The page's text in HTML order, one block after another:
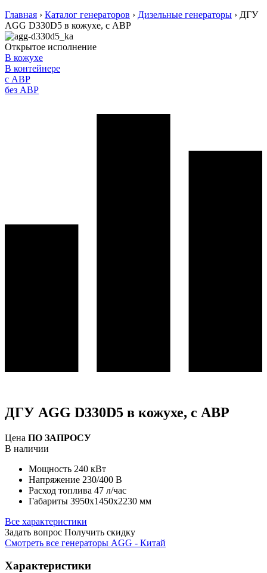
Главная › Каталог генераторов › Дизельные генераторы › ДГУ
AGG D330D5 в кожухе, с АВР
Открытое исполнение
В кожухе
В контейнере
с АВР
без АВР
ДГУ AGG D330D5 в кожухе, с АВР
Цена ПО ЗАПРОСУ
В наличии
Мощность 240 кВт
Напряжение 230/400 В
Расход топлива 47 л/час
Габариты 3950x1450x2230 мм
Все характеристики
Задать вопрос Получить скидку
Смотреть все генераторы AGG - Китай
Характеристики